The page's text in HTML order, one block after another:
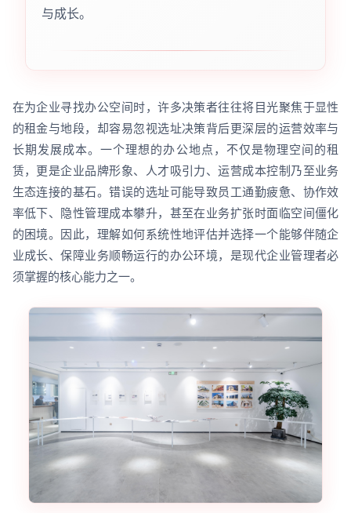
与成长。
在为企业寻找办公空间时，许多决策者往往将目光聚焦于显性
的租金与地段，却容易忽视选址决策背后更深层的运营效率与
长期发展成本。一个理想的办公地点，不仅是物理空间的租
赁，更是企业品牌形象、人才吸引力、运营成本控制乃至业务
生态连接的基石。错误的选址可能导致员工通勤疲惫、协作效
率低下、隐性管理成本攀升，甚至在业务扩张时面临空间僵化
的困境。因此，理解如何系统性地评估并选择一个能够伴随企
业成长、保障业务顺畅运行的办公环境，是现代企业管理者必
须掌握的核心能力之一。